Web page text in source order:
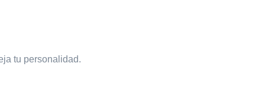
tu personalidad.